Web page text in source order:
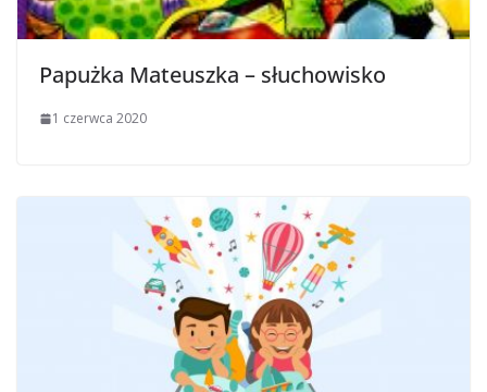
Papużka Mateuszka – słuchowisko
1 czerwca 2020